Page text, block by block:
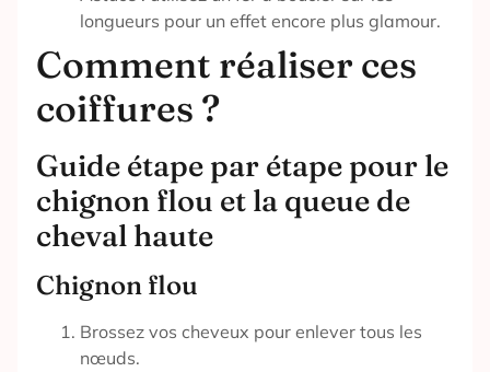
longueurs pour un effet encore plus glamour.
Comment réaliser ces
coiffures ?
Guide étape par étape pour le
chignon flou et la queue de
cheval haute
Chignon flou
Brossez vos cheveux pour enlever tous les
nœuds.